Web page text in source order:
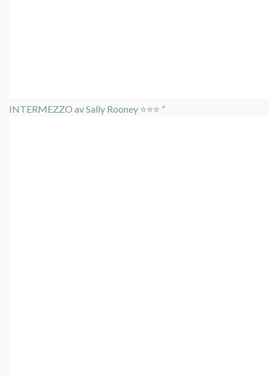
INTERMEZZO av Sally Rooney ⭐️⭐️⭐️ ”